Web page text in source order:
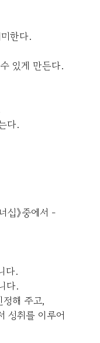
한다.
있게 만든다.
다.
십》중에서 -
다.
다.
해 주고,
성취를 이루어